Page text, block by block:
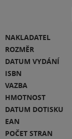
NAKLADATEL
ROZMĚR
DATUM VYDÁNÍ
ISBN
VAZBA
HMOTNOST
DATUM DOTISKU
EAN
POČET STRAN